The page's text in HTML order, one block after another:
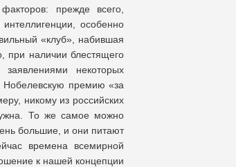
прежде всего,
особенно
«клуб», набившая
при наличии блестящего
некоторых
Нобелевскую премию «за
никому из российских
То же самое можно
большие, и они питают
времена всемирной
к нашей концепции